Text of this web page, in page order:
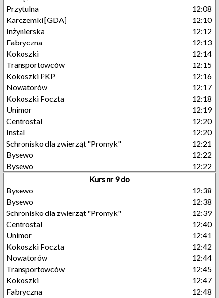
Przytulna
12:08
Karczemki [GDA]
12:10
Inżynierska
12:12
Fabryczna
12:13
Kokoszki
12:14
Transportowców
12:15
Kokoszki PKP
12:16
Nowatorów
12:17
Kokoszki Poczta
12:18
Unimor
12:19
Centrostal
12:20
Instal
12:20
Schronisko dla zwierząt "Promyk"
12:21
Bysewo
12:22
Bysewo
12:22
Kurs nr 9 do
Bysewo
12:38
Bysewo
12:38
Schronisko dla zwierząt "Promyk"
12:39
Centrostal
12:40
Unimor
12:41
Kokoszki Poczta
12:42
Nowatorów
12:44
Transportowców
12:45
Kokoszki
12:47
Fabryczna
12:48